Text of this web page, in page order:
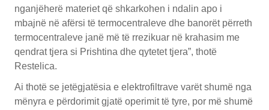
nganjëherë materiet që shkarkohen i ndalin apo i
mbajnë në afërsi të termocentraleve dhe banorët përreth
termocentraleve janë më të rrezikuar në krahasim me
qendrat tjera si Prishtina dhe qytetet tjera”, thotë
Restelica.
Ai thotë se jetëgjatësia e elektrofiltrave varët shumë nga
mënyra e përdorimit gjatë operimit të tyre, por më shumë